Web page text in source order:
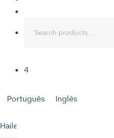
4
Português Inglês